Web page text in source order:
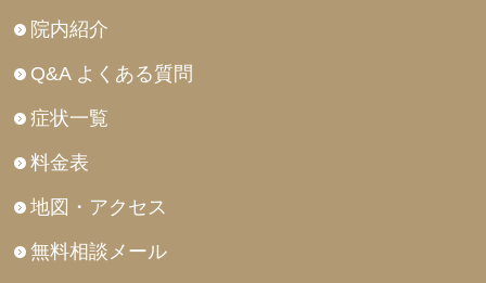
院内紹介
Q&A よくある質問
症状一覧
料金表
地図・アクセス
無料相談メール